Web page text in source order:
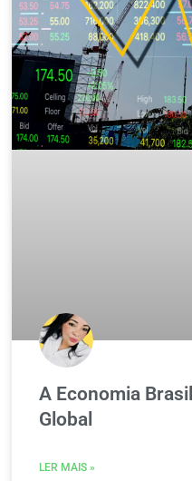
A Economia
Global
LER MAIS »